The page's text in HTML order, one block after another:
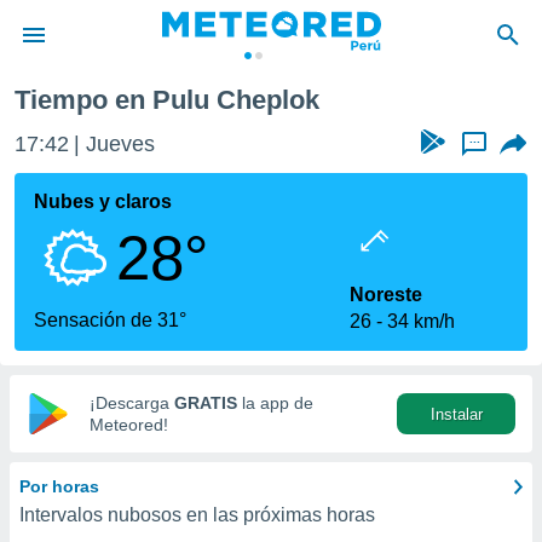
de
ha sido
calidad.
a este
las
y
digital
basada
Tiempo en Pulu Cheplok
17:42 Jueves ...
Nubes y claros
28°
Sensación de 31°
Noreste
26
34 km/h
¡Descarga GRATIS la app de
Meteored!
Instalar
Por horas
Intervalos nubosos en las próximas horas